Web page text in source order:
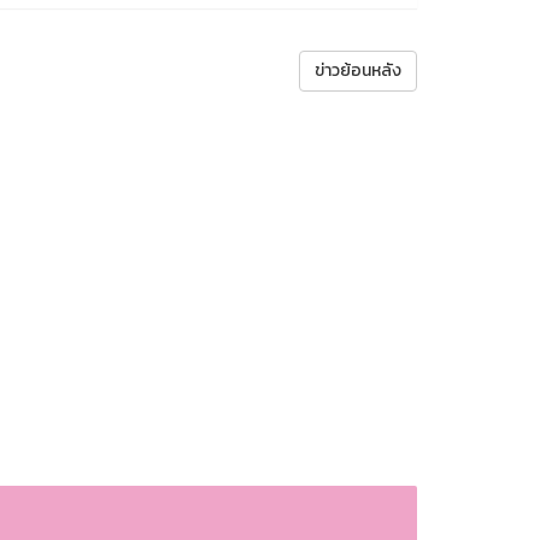
ข่าวย้อนหลัง